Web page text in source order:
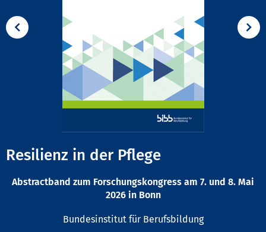
Resilienz in der Pflege
Abstractband zum Forschungskongress am 7. und 8. Mai
2026 in Bonn
Bundesinstitut für Berufsbildung